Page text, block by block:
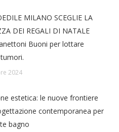
MILANO SCEGLIE LA
DEI REGALI DI NATALE
Buoni per lottare
2024
estetica: le nuove frontiere
contemporanea per
bagno